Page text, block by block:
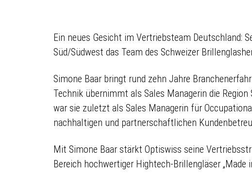
Ein neues Gesicht im Vertriebsteam Deutschland:
Süd/Südwest das Team des Schweizer
Simone Baar bringt rund zehn Jahre
Technik übernimmt als Sales Managerin die
war sie zuletzt als Sales Managerin für
nachhaltigen und partnerschaftlichen
Mit Simone Baar stärkt Optiswiss seine
Bereich hochwertiger Hightech-Brillengläser „Made